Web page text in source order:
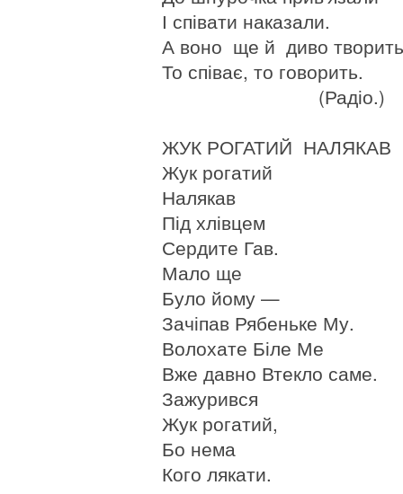
І співати наказали.
А воно ще й диво
То співає, то говорить.
(Радіо.)
ЖУК РОГАТИЙ НАЛЯКАВ
Жук рогатий
Налякав
Під хлівцем
Сердите Гав.
Мало ще
Було йому —
Зачіпав Рябеньке Му.
Волохате Біле Ме
Вже давно Втекло саме.
Зажурився
Жук рогатий,
Бо нема
Кого лякати.